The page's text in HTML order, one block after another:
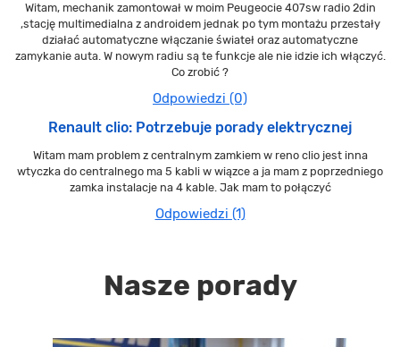
Witam, mechanik zamontował w moim Peugeocie 407sw radio 2din
,stację multimedialna z androidem jednak po tym montażu przestały
działać automatyczne włączanie świateł oraz automatyczne
zamykanie auta. W nowym radiu są te funkcje ale nie idzie ich włączyć.
Co zrobić ?
Odpowiedzi (0)
Renault clio: Potrzebuje porady elektrycznej
Witam mam problem z centralnym zamkiem w reno clio jest inna
wtyczka do centralnego ma 5 kabli w wiązce a ja mam z poprzedniego
zamka instalacje na 4 kable. Jak mam to połączyć
Odpowiedzi (1)
Nasze porady